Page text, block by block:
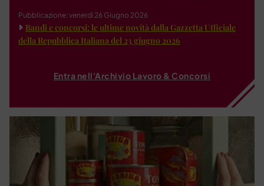
Pubblicazione: venerdì 26 Giugno 2026
Bandi e concorsi: le ultime novità dalla Gazzetta Ufficiale
della Repubblica Italiana del 23 giugno 2026
Entra nell'Archivio Lavoro & Concorsi